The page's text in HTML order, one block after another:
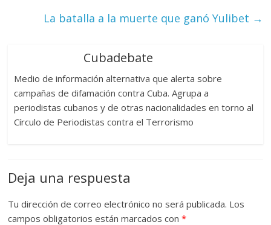
La batalla a la muerte que ganó Yulibet →
Cubadebate
Medio de información alternativa que alerta sobre
campañas de difamación contra Cuba. Agrupa a
periodistas cubanos y de otras nacionalidades en torno al
Círculo de Periodistas contra el Terrorismo
Deja una respuesta
Tu dirección de correo electrónico no será publicada. Los
campos obligatorios están marcados con*